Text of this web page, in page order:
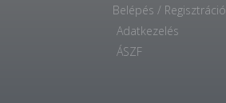
Belépés / Regisztráció
Adatkezelés
ÁSZF